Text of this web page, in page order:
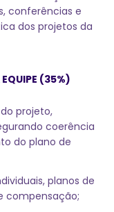
conferências e
dos projetos da
EQUIPE (35%)
projeto,
coerência
do plano de
planos de
compensação;